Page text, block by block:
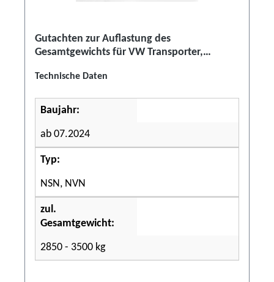
Gutachten zur Auflastung des
Gesamtgewichts für VW Transporter,
Technische Daten
Baujahr:
ab 07.2024
Typ:
NSN, NVN
zul.
Gesamtgewicht:
2850 - 3500 kg